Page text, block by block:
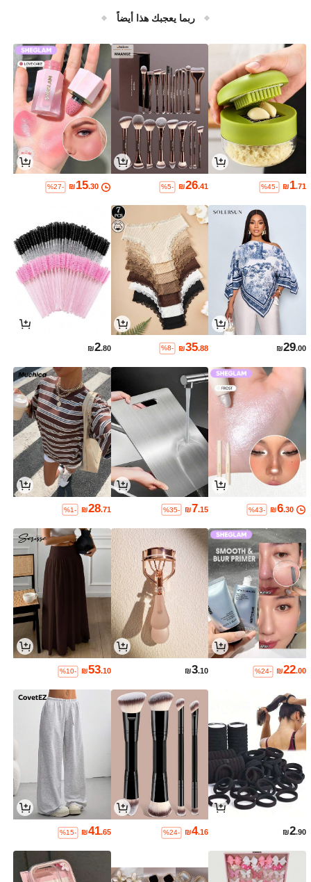
ربما يعجبك هذا أيضاً
₪1.71
%45-
₪26.41
%5-
₪15.30
%27-
₪29.00
₪35.88
%8-
₪2.80
₪6.30
%43-
₪7.15
%35-
₪28.71
%1-
₪22.00
%24-
₪3.10
₪53.10
%10-
₪2.90
₪4.16
%24-
₪41.65
%15-